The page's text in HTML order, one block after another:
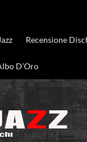
Recensione
D’Oro